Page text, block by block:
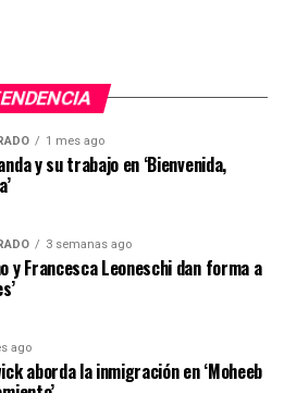
1 mes ago
y su trabajo en ‘Bienvenida,
3 semanas ago
y Francesca Leoneschi dan forma a
ago
aborda la inmigración en ‘Moheeb